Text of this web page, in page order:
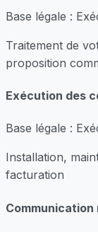
Base légale :
Traitement de
proposition
Exécution des
Base légale :
Installation,
facturation